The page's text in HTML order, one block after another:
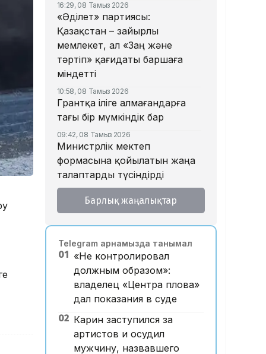
16:29, 08 Тамыз 2026
«Әділет» партиясы:
Қазақстан – зайырлы
мемлекет, ал «Заң және
тәртіп» қағидаты баршаға
міндетті
10:58, 08 Тамыз 2026
Грантқа іліге алмағандарға
тағы бір мүмкіндік бар
09:42, 08 Тамыз 2026
Министрлік мектеп
формасына қойылатын жаңа
талаптарды түсіндірді
18:46, 07 Тамыз 2026
Тойда уағыз айтып, басы
17:47, 07 Тамыз 2026
«Ресейден жеткізілген»:
Алматыда жалған көлік
нөмірлерін сатқан тұрғын
ұсталды
17:29, 07 Тамыз 2026
ЕҮАК отырысында
электрондық сауда туралы
Барлық жаңалықтар
Telegram арнамызда танымал
01 «Не контролировал
должным образом»:
владелец «Центра плова»
дал показания в суде
02 Карин заступился за
артистов и осудил
мужчину, назвавшего